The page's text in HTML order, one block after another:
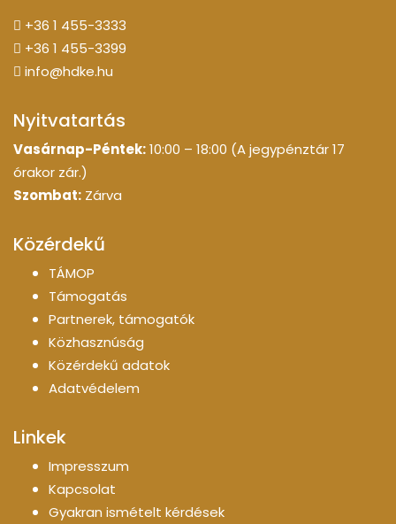
+36 1 455-3333
+36 1 455-3399
info@hdke.hu
Nyitvatartás
Vasárnap-Péntek:10:00 – 18:00 (A jegypénztár 17
órakor zár.)
Szombat: Zárva
Közérdekű
TÁMOP
Támogatás
Partnerek, támogatók
Közhasznúság
Közérdekű adatok
Adatvédelem
Linkek
Impresszum
Kapcsolat
Gyakran ismételt kérdések